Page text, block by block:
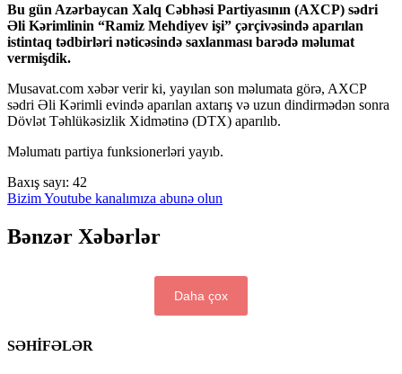
Bu gün Azərbaycan Xalq Cəbhəsi Partiyasının (AXCP) sədri
Əli Kərimlinin “Ramiz Mehdiyev işi” çərçivəsində aparılan
istintaq tədbirləri nəticəsində saxlanması barədə məlumat
vermişdik.
Musavat.com xəbər verir ki, yayılan son məlumata görə, AXCP
sədri Əli Kərimli evində aparılan axtarış və uzun dindirmədən sonra
Dövlət Təhlükəsizlik Xidmətinə (DTX) aparılıb.
Məlumatı partiya funksionerləri yayıb.
Baxış sayı: 42
Bizim Youtube kanalımıza abunə olun
Bənzər Xəbərlər
Daha çox
SƏHİFƏLƏR